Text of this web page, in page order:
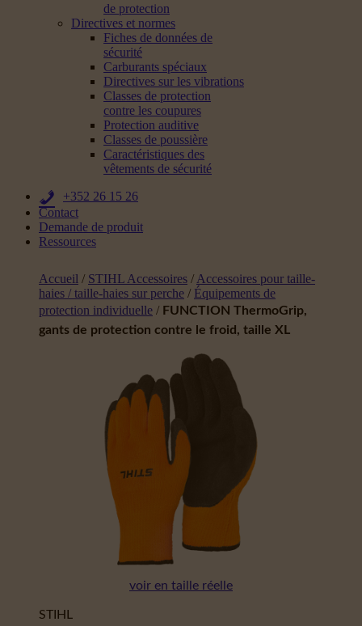
de protection
Directives et normes
Fiches de données de
sécurité
Carburants spéciaux
Directives sur les vibrations
Classes de protection
contre les coupures
Protection auditive
Classes de poussière
Caractéristiques des
vêtements de sécurité
+352 26 15 26
Contact
Demande de produit
Ressources
Accueil / STIHL Accessoires / Accessoires pour taille-
haies / taille-haies sur perche / Équipements de
protection individuelle / FUNCTION ThermoGrip,
gants de protection contre le froid, taille XL
voir en taille réelle
STIHL